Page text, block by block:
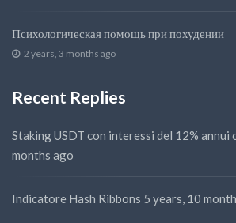
Психологическая помощь при похудении
2 years, 3 months ago
Recent Replies
Staking USDT con interessi del 12% annui
months ago
Indicatore Hash Ribbons 5 years, 10